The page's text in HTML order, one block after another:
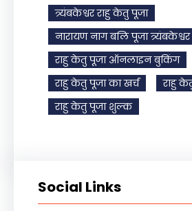
त्र्यंबकेश्वर राहु केतु पूजा
नारायण नाग बलि पूजा त्र्यंबकेश्वर
राहु केतु पूजा ऑनलाइन बुकिंग
राहु केतु पूजा का खर्च
राहु
राहु केतु पूजा शुल्क
Social Links